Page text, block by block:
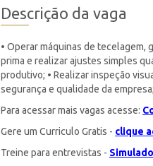
Descrição da vaga
• Operar máquinas de tecelagem,
prima e realizar ajustes simples
produtivo; • Realizar inspeção
segurança e qualidade da
Para acessar mais vagas acesse:
Gere um Curriculo Gratis - clique
Treine para entrevistas -